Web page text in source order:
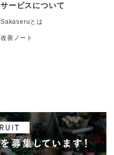
サービスについて
Sakaseruとは
改善ノート